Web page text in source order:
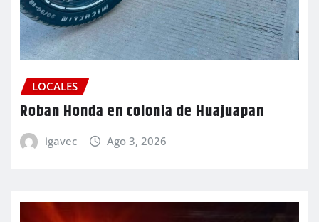
LOCALES
Roban Honda en colonia de Huajuapan
igavec Ago 3, 2026